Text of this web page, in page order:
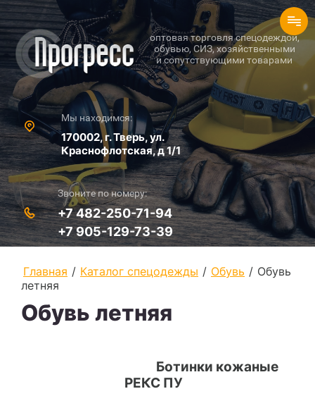
оптовая торговля спецодеждой,
обувью, СИЗ, хозяйственными
и сопутствующими товарами
Мы находимся:
170002, г. Тверь, ул.
Краснофлотская, д 1/1
Звоните по номеру:
+7 482-250-71-94
+7 905-129-73-39
Главная / Каталог спецодежды / Обувь / Обувь
летняя
Обувь летняя
Ботинки кожаные
РЕКС ПУ